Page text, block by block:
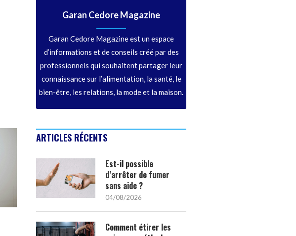
LES TENDANCES ONGLES DE MARIAGE
2026
QUAND L’OUTDOOR RENCONTRE LE
Garan Cedore Magazine
Garan Cedore Magazine est un espace
d’informations et de conseils créé par des
professionnels qui souhaitent partager leur
connaissance sur l’alimentation, la santé, le
bien-être, les relations, la mode et la maison.
ARTICLES RÉCENTS
Est-il possible
d’arrêter de fumer
sans aide ?
04/08/2026
Comment étirer les